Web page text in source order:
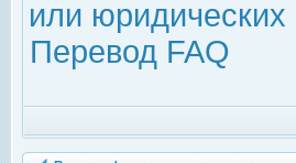
или
Перевод FAQ